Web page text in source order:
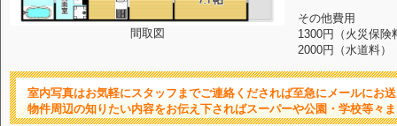
間取図
その他費用
1300円（火災保険
2000円（水道料）
室内写真はお気軽にスタッフまでご連絡くだされば至急にメールにお
物件周辺の知りたい内容をお伝え下さればスーパーや公園・学校等々